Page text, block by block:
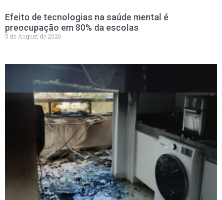
Efeito de tecnologias na saúde mental é
preocupação em 80% da escolas
5 de August de 2026